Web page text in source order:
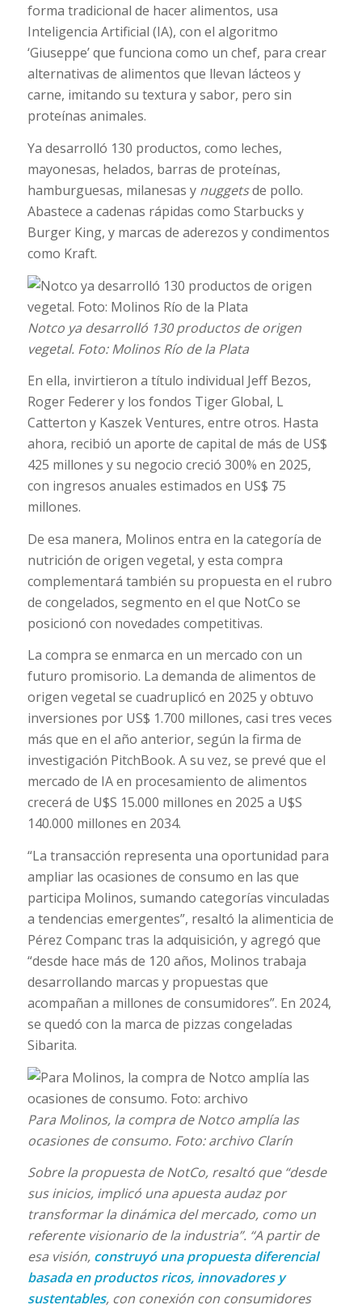
forma tradicional de hacer alimentos, usa
Inteligencia Artificial (IA), con el algoritmo
‘Giuseppe’ que funciona como un chef, para crear
alternativas de alimentos que llevan lácteos y
carne, imitando su textura y sabor, pero sin
proteínas animales.
Ya desarrolló 130 productos, como leches,
mayonesas, helados, barras de proteínas,
hamburguesas, milanesas y nuggetsde pollo.
Abastece a cadenas rápidas como Starbucks y
Burger King, y marcas de aderezos y condimentos
como Kraft.
Notco ya desarrolló 130 productos de origen
vegetal. Foto: Molinos Río de la Plata
En ella, invirtieron a título individual Jeff Bezos,
Roger Federer y los fondos Tiger Global, L
Catterton y Kaszek Ventures, entre otros. Hasta
ahora, recibió un aporte de capital de más de US$
425 millones y su negocio creció 300% en 2025,
con ingresos anuales estimados en US$ 75
millones.
De esa manera, Molinos entra en la categoría de
nutrición de origen vegetal, y esta compra
complementará también su propuesta en el rubro
de congelados, segmento en el que NotCo se
posicionó con novedades competitivas.
La compra se enmarca en un mercado con un
futuro promisorio. La demanda de alimentos de
origen vegetal se cuadruplicó en 2025 y obtuvo
inversiones por US$ 1.700 millones, casi tres veces
más que en el año anterior, según la firma de
investigación PitchBook. A su vez, se prevé que el
mercado de IA en procesamiento de alimentos
crecerá de U$S 15.000 millones en 2025 a U$S
140.000 millones en 2034.
“La transacción representa una oportunidad para
ampliar las ocasiones de consumo en las que
participa Molinos, sumando categorías vinculadas
a tendencias emergentes”, resaltó la alimenticia de
Pérez Companc tras la adquisición, y agregó que
“desde hace más de 120 años, Molinos trabaja
desarrollando marcas y propuestas que
acompañan a millones de consumidores”. En 2024,
se quedó con la marca de pizzas congeladas
Sibarita.
Para Molinos, la compra de Notco amplía las
ocasiones de consumo. Foto: archivo Clarín
Sobre la propuesta de NotCo, resaltó que “desde
sus inicios, implicó una apuesta audaz por
transformar la dinámica del mercado, como un
referente visionario de la industria”. “A partir de
esa visión, construyó una propuesta diferencial
basada en productos ricos, innovadores y
sustentables, con conexión con consumidores